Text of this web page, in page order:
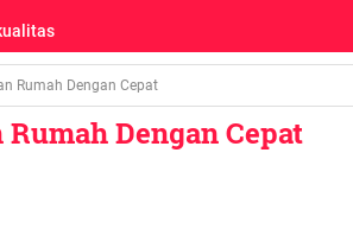
Rumah Dengan Cepat
Dengan Cepat